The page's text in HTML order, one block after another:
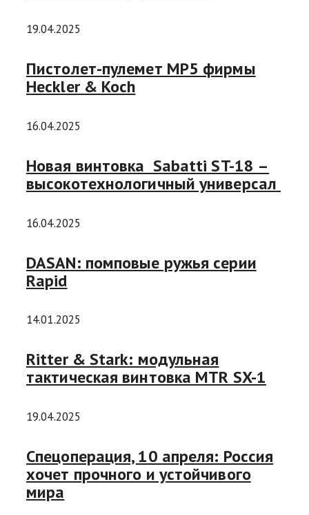
19.04.2025
Пистолет-пулемет MP5 фирмы
Heckler & Koch
16.04.2025
Новая винтовка Sabatti ST-18 –
высокотехнологичный универсал
16.04.2025
DASAN: помповые ружья серии
Rapid
14.01.2025
Ritter & Stark: модульная
тактическая винтовка MTR SX-1
19.04.2025
Спецоперация, 10 апреля: Россия
хочет прочного и устойчивого
мира